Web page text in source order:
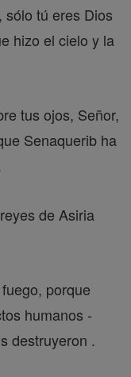
sólo tú eres Dios
hizo el cielo y la
tus ojos, Señor,
Senaquerib ha
de Asiria
porque
humanos -
destruyeron .